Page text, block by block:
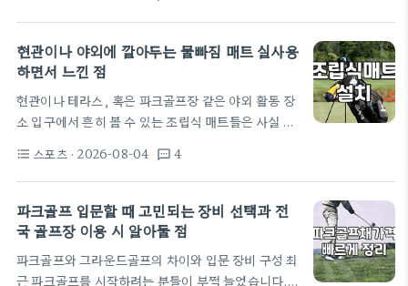
무 막대기 하나 들고 공이나 톡 치는 건 줄 알았다. 그
런데 이게 생각보다 판이 크다. 근처 파크골프용품점
에 한번 구경이라도 가볼까 해서 들어갔더니, 가격대
가 생각보다 훨씬 다양해서 당황했다. 싼 건 20만 원
을 훌쩍 넘어가더라. 점원분은 미즈노 HF03이랑
HF03GF의 차이를 설명해주시는데, 글라스 파이버
가 어쩌고 탄성이 저쩌고 하는 소리가 귓가에서 겉돌
현관이나 야외에 깔아두는 물빠짐 매트 실사용
하면서 느낀 점
현관이나 테라스, 혹은 파크골프장 같은 야외 활동 장
소 입구에서 흔히 볼 수 있는 조립식 매트들은 사실 꽤
흙을 털어내기 위한 용도로 생각했는데, 막상 설치해
서 사용해보니 빗물이 고이지 않고 아래로 빠져나가는
구조가 생각보다 관리 측면에서 훨씬 편했습니다. 특
히 장마철이나 눈이 오는 날에는 현관 앞이 진흙탕이
신발 바닥의 이물질이 확실히 덜 집안으로 유입됩니
format_list_bulleted 스포츠 · 2026-08-04 textsms 4
파크골프 입문할 때 고민되는 장비 선택과 전
국 골프장 이용 시 알아둘 점
파크골프와 그라운드골프의 차이와 입문 장비 구성 최
근 파크골프를 시작하려는 분들이 부쩍 늘었습니다.